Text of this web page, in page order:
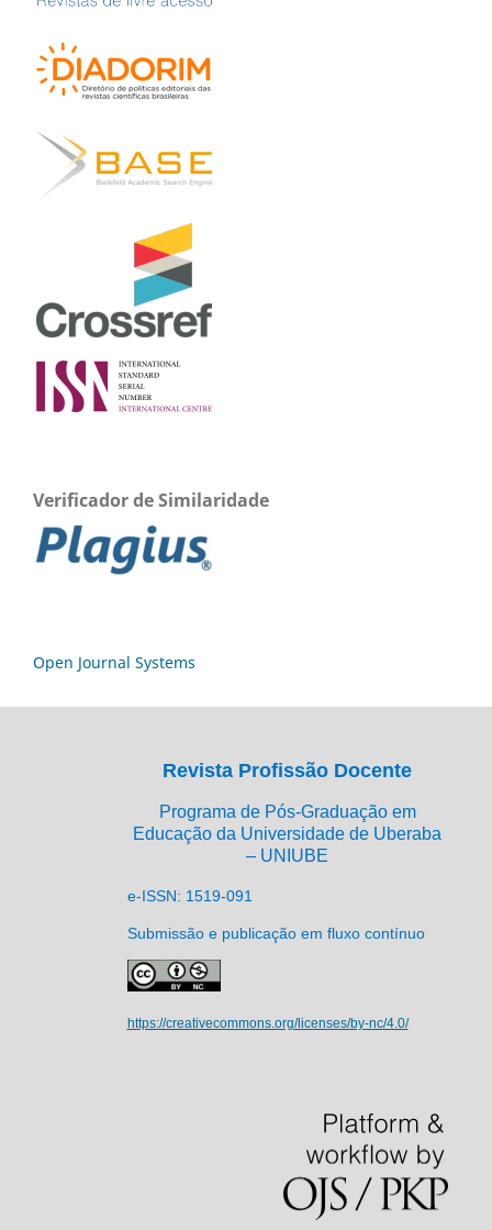
Verificador de Similaridade
Open Journal Systems
Revista Profissão Docente
Programa de Pós-Graduação em
Educação da Universidade de Uberaba
– UNIUBE
e-ISSN: 1519-091
Submissão e publicação em fluxo contínuo
https://creativecommons.org/licenses/by-nc/4.0/